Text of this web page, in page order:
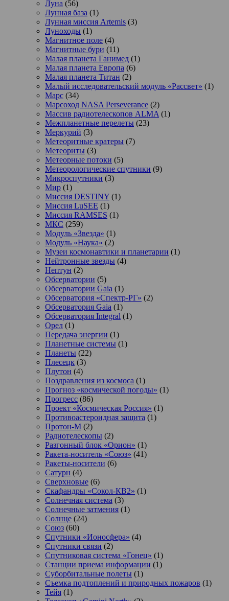
Луна (56)
Лунная база (1)
Лунная миссия Artemis (3)
Луноходы (1)
Магнитное поле (4)
Магнитные бури (11)
Малая планета Ганимед (1)
Малая планета Европа (6)
Малая планета Титан (2)
Малый исследовательский модуль «Рассвет» (1)
Марс (34)
Марсоход NASA Perseverance (2)
Массив радиотелескопов ALMA(1)
Межпланетные перелеты (23)
Меркурий (3)
Метеоритные кратеры (7)
Метеориты (3)
Метеорные потоки (5)
Метеорологические спутники (9)
Микроспутники (3)
Мир (1)
Миссия DESTINY (1)
Миссия LuSEE (1)
Миссия RAMSES (1)
МКС (259)
Модуль «Звезда» (1)
Модуль «Наука» (2)
Музеи космонавтики и планетарии (1)
Нейтронные звезды (4)
Нептун (2)
Обсерватории (5)
Обсерватории Gaia (1)
Обсерватория «Спектр-РГ» (2)
Обсерватория Gaia (1)
Обсерватория Integral (1)
Орел (1)
Передача энергии (1)
Планетные системы (1)
Планеты (22)
Плесецк (3)
Плутон (4)
Поздравления из космоса (1)
Прогноз «космической погоды» (1)
Прогресс (86)
Проект «Космическая Россия» (1)
Противоастероидная защита (1)
Протон-М (2)
Радиотелескопы (2)
Разгонный блок «Орион» (1)
Ракета-носитель «Союз» (41)
Ракеты-носители (6)
Сатурн (4)
Сверхновые (6)
Скафандры «Сокол-КВ2» (1)
Солнечная система (3)
Солнечные затмения (1)
Солнце (24)
Союз (60)
Спутники «Ионосфера» (4)
Спутники связи (2)
Спутниковая система «Гонец» (1)
Станции приема информации (1)
Суборбитальные полеты (1)
Съемка подтоплений и природных пожаров (1)
Тейя (1)